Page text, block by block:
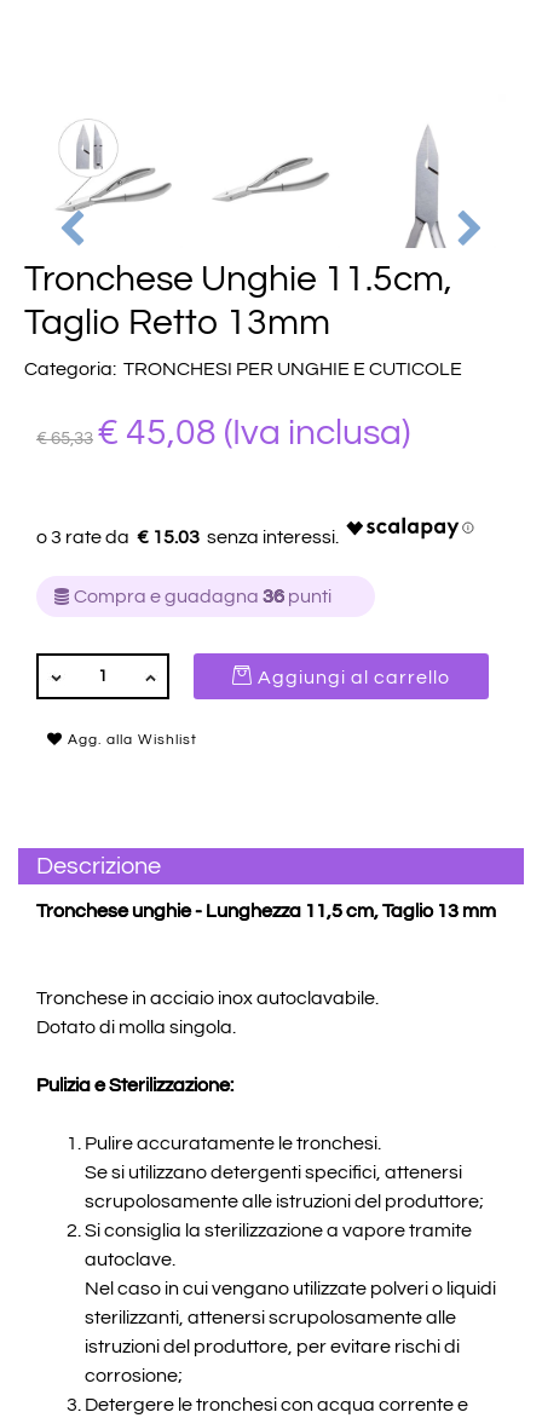
Tronchese Unghie 11.5cm,
Taglio Retto 13mm
Categoria: TRONCHESI PER UNGHIE E CUTICOLE
€ 65,33 € 45,08 (Iva inclusa)
€ 15.03
Compra e guadagna 36 punti
QUANTITÀ
Aggiungi al carrello
Agg. alla Wishlist
Descrizione
Tronchese unghie - Lunghezza 11,5 cm, Taglio 13 mm
Tronchese in acciaio inox autoclavabile.
Dotato di molla singola.
Pulizia e Sterilizzazione:
Pulire accuratamente le tronchesi.
Se si utilizzano detergenti specifici, attenersi
scrupolosamente alle istruzioni del produttore;
Si consiglia la sterilizzazione a vapore tramite
autoclave.
Nel caso in cui vengano utilizzate polveri o liquidi
sterilizzanti, attenersi scrupolosamente alle
istruzioni del produttore, per evitare rischi di
corrosione;
Detergere le tronchesi con acqua corrente e